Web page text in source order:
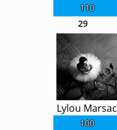
110
29
100
Lylou Marsac